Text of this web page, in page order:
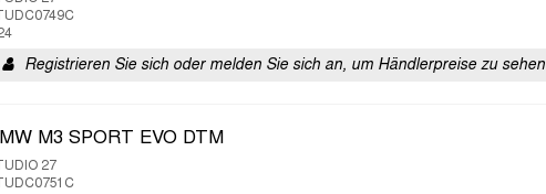
Registrieren Sie sich oder melden Sie sich an, um Händlerpreise zu sehen
M3 SPORT EVO DTM
27